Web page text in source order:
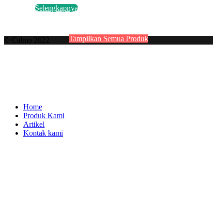
Selengkapnya
Tampilkan Semua Produk
Home
Produk Kami
Artikel
Kontak kami